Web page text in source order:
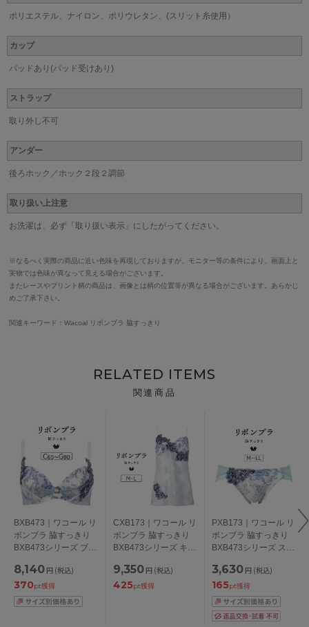
ポリエステル、ナイロン、ポリウレタン、(スリット糸使用）
カップ
パッドあり(パッド受けあり)
ストラップ
取り外し不可
アンダー
後ろホック／ホック２段２調節
取り扱い上注意
お洗濯は、必ず「取り扱い表示」にしたがってください。
※なるべく実際の商品に近い色味を再現しておりますが、モニター等の条件により、画面上と
実物では色味が異なって見える場合がございます。
またレースやプリント柄の商品は、画像とは柄の位置等が異なる場合がございます。あらかじ
めご了承下さい。
関連キーワード：Wacoal リボンブラ 脇すっきり
RELATED ITEMS
関連商品
BXB473｜ワコール リ
ボンブラ 脇すっきり
BXB473シリーズ ブラ
ップ アンダー
65/70/75/80/85cm
8,140 円 (税込)
370pt獲得
CXB173｜ワコール リ
ボンブラ 脇すっきり
BXB473シリーズ キャ
9,350 円 (税込)
425pt獲得
PXB173｜ワコール リ
ボンブラ 脇すっきり
BXB473シリーズ スタ
/LL
3,630 円 (税込)
165pt獲得